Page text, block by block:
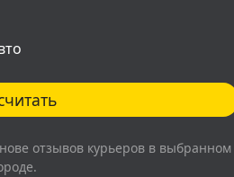
отзывов курьеров в выбранном